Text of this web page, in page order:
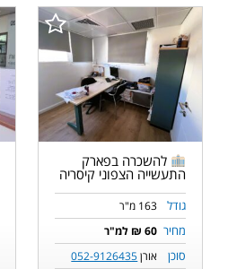
להשכרה בפארק
התעשייה הצפוני קיסריה
גודל 163 מ"ר
מחיר 60 ₪ למ"ר
סוכן אורן052-9126435